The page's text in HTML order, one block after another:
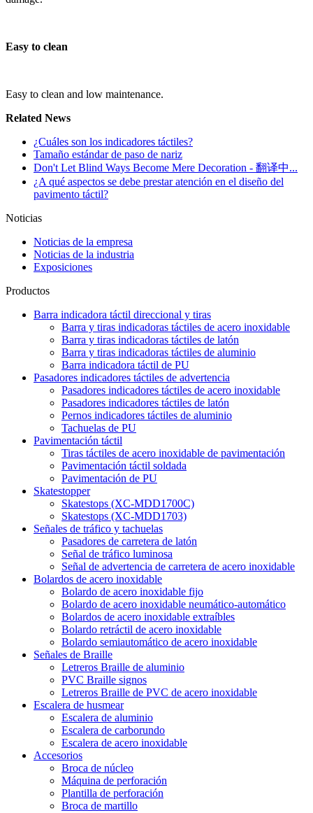
Easy to clean
Easy to clean and low maintenance.
Related News
¿Cuáles son los indicadores táctiles?
Tamaño estándar de paso de nariz
Don't Let Blind Ways Become Mere Decoration - 翻译中...
¿A qué aspectos se debe prestar atención en el diseño del
pavimento táctil?
Noticias
Noticias de la empresa
Noticias de la industria
Exposiciones
Productos
Barra indicadora táctil direccional y tiras
Barra y tiras indicadoras táctiles de acero inoxidable
Barra y tiras indicadoras táctiles de latón
Barra y tiras indicadoras táctiles de aluminio
Barra indicadora táctil de PU
Pasadores indicadores táctiles de advertencia
Pasadores indicadores táctiles de acero inoxidable
Pasadores indicadores táctiles de latón
Pernos indicadores táctiles de aluminio
Tachuelas de PU
Pavimentación táctil
Tiras táctiles de acero inoxidable de pavimentación
Pavimentación táctil soldada
Pavimentación de PU
Skatestopper
Skatestops (XC-MDD1700C)
Skatestops (XC-MDD1703)
Señales de tráfico y tachuelas
Pasadores de carretera de latón
Señal de tráfico luminosa
Señal de advertencia de carretera de acero inoxidable
Bolardos de acero inoxidable
Bolardo de acero inoxidable fijo
Bolardo de acero inoxidable neumático-automático
Bolardos de acero inoxidable extraíbles
Bolardo retráctil de acero inoxidable
Bolardo semiautomático de acero inoxidable
Señales de Braille
Letreros Braille de aluminio
PVC Braille signos
Letreros Braille de PVC de acero inoxidable
Escalera de husmear
Escalera de aluminio
Escalera de carborundo
Escalera de acero inoxidable
Accesorios
Broca de núcleo
Máquina de perforación
Plantilla de perforación
Broca de martillo